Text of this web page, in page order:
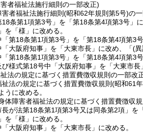
者福祉法施行細則の一部改正)
者福祉法施行細則 (昭和62年規則第5号)の
条第1項第3号」を「第18条第4項第3号」に
を「様」に改める。
第18条第1項第3号」を「第18条第4項第3
大阪府知事」を「大東市長」に改め、「(
第18条第1項第3号」を「第18条第4項第3号
様式第18号中「大阪府知事」を「大東市長
法の規定に基づく措置費徴収規則の一部改
法の規定に基づく措置費徴収規則 (昭和61
うに改める。
体障害者福祉法の規定に基づく措置費徴収規
が法第18条第1項第3号又は同条第2項」を
を「様」に改める。
大阪府知事」を「大東市長」に改める。